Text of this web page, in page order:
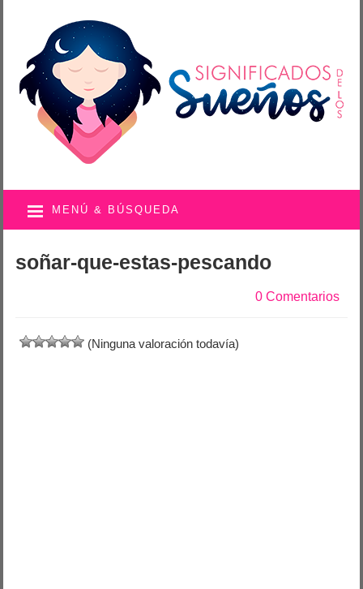
MENÚ & BÚSQUEDA
soñar-que-estas-pescando
0 Comentarios
(Ninguna valoración todavía)